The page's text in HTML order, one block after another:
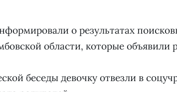
о результатах
области, которые объявили
беседы девочку отвезли в